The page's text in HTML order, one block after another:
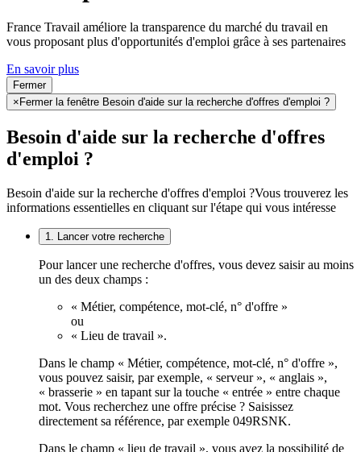
France Travail améliore la transparence du marché du travail en
vous proposant plus d'opportunités d'emploi grâce à ses partenaires
En savoir plus
Fermer
× Fermer la fenêtre Besoin d'aide sur la recherche d'offres d'emploi ?
Besoin d'aide sur la recherche d'offres
d'emploi ?
Besoin d'aide sur la recherche d'offres d'emploi ?Vous trouverez les
informations essentielles en cliquant sur l'étape qui vous intéresse
1. Lancer votre recherche
Pour lancer une recherche d'offres, vous devez saisir au moins
un des deux champs :
« Métier, compétence, mot-clé, n° d'offre »
ou
« Lieu de travail ».
Dans le champ « Métier, compétence, mot-clé, n° d'offre »,
vous pouvez saisir, par exemple, « serveur », « anglais »,
« brasserie » en tapant sur la touche « entrée » entre chaque
mot. Vous recherchez une offre précise ? Saisissez
directement sa référence, par exemple 049RSNK.
Dans le champ « lieu de travail », vous avez la possibilité de